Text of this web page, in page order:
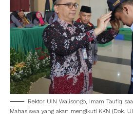
Rektor UIN Walisongo, Imam Taufiq
Mahasiswa yang akan mengikuti KKN (Dok.